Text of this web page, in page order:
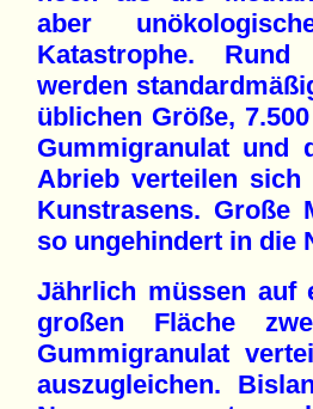
aber
Katastrophe.
werden
üblichen Größe,
Gummigranulat und
Abrieb verteilen
Kunstrasens. Große
so ungehindert in die
Jährlich müssen auf
großen Fläche
Gummigranulat
auszugleichen.